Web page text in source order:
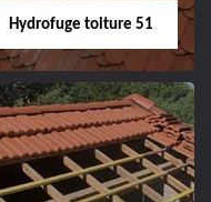
Hydrofuge toiture 51
Hydrofuge toiture